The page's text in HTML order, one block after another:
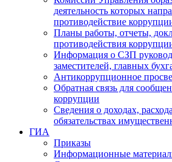
деятельность которых
противодействие
Планы работы, отчеты,
противодействия
Информация о СЗП
заместителей, главных
Антикоррупционное
Обратная связь для
коррупции
Сведения о доходах,
обязательствах
ГИА
Приказы
Информационные